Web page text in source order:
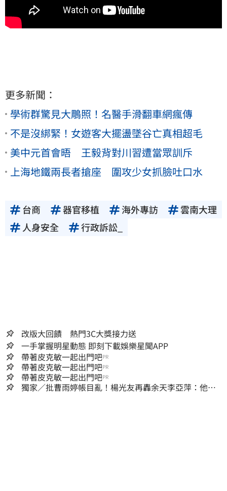
更多新聞：
學術群驚見大鵰照！名醫手滑翻車網瘋傳
不是沒綁緊！女遊客大擺盪墜谷亡真相超毛
美中元首會晤 王毅背對川習遭當眾訓斥
上海地鐵兩長者搶座 圍攻少女抓臉吐口水
台商 器官移植 海外專訪
雲南大理
人身安全
行政訴訟_
改版大回饋 熱門3C大獎接力送
一手掌握明星動態 即刻下載娛樂星聞APP
帶著皮克敏一起出門吧PR
帶著皮克敏一起出門吧PR
帶著皮克敏一起出門吧PR
獨家／批曹雨婷帳目亂！楊光友再轟余天李亞萍：他們